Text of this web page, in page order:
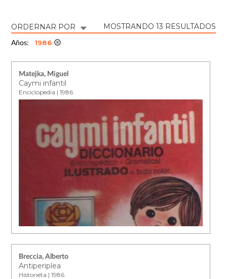
ORDERNAR POR MOSTRANDO 13 RESULTADOS
Años: 1986
Matejka, Miguel
Caymi infantil
Enciclopedia | 1986
Breccia, Alberto
Antiperiplea
Historieta | 1986